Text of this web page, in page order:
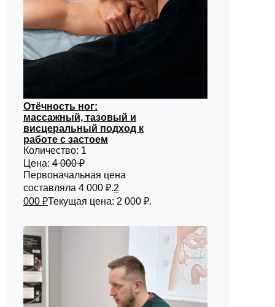
Отёчность ног:
массажный, тазовый и
висцеральный подход к
работе с застоем
Количество: 1
Цена: 4 000₽
Первоначальная цена
составляла 4 000 ₽.2
000 ₽Текущая цена: 2 000 ₽.